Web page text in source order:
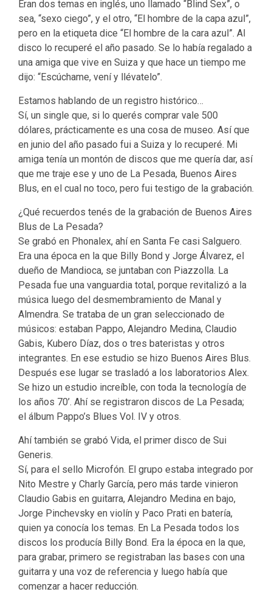
Eran dos temas en inglés, uno llamado “Blind Sex”, o
sea, “sexo ciego”, y el otro, “El hombre de la capa azul”,
pero en la etiqueta dice “El hombre de la cara azul”. Al
disco lo recuperé el año pasado. Se lo había regalado a
una amiga que vive en Suiza y que hace un tiempo me
dijo: “Escúchame, vení y llévatelo”.
Estamos hablando de un registro histórico…
Sí, un single que, si lo querés comprar vale 500
dólares, prácticamente es una cosa de museo. Así que
en junio del año pasado fui a Suiza y lo recuperé. Mi
amiga tenía un montón de discos que me quería dar, así
que me traje ese y uno de La Pesada, Buenos Aires
Blus, en el cual no toco, pero fui testigo de la grabación.
¿Qué recuerdos tenés de la grabación de Buenos Aires
Blus de La Pesada?
Se grabó en Phonalex, ahí en Santa Fe casi Salguero.
Era una época en la que Billy Bond y Jorge Álvarez, el
dueño de Mandioca, se juntaban con Piazzolla. La
Pesada fue una vanguardia total, porque revitalizó a la
música luego del desmembramiento de Manal y
Almendra. Se trataba de un gran seleccionado de
músicos: estaban Pappo, Alejandro Medina, Claudio
Gabis, Kubero Díaz, dos o tres bateristas y otros
integrantes. En ese estudio se hizo Buenos Aires Blus.
Después ese lugar se trasladó a los laboratorios Alex.
Se hizo un estudio increíble, con toda la tecnología de
los años 70’. Ahí se registraron discos de La Pesada;
el álbum Pappo’s Blues Vol. IV y otros.
Ahí también se grabó Vida, el primer disco de Sui
Generis.
Sí, para el sello Microfón. El grupo estaba integrado por
Nito Mestre y Charly García, pero más tarde vinieron
Claudio Gabis en guitarra, Alejandro Medina en bajo,
Jorge Pinchevsky en violín y Paco Prati en batería,
quien ya conocía los temas. En La Pesada todos los
discos los producía Billy Bond. Era la época en la que,
para grabar, primero se registraban las bases con una
guitarra y una voz de referencia y luego había que
comenzar a hacer reducción.